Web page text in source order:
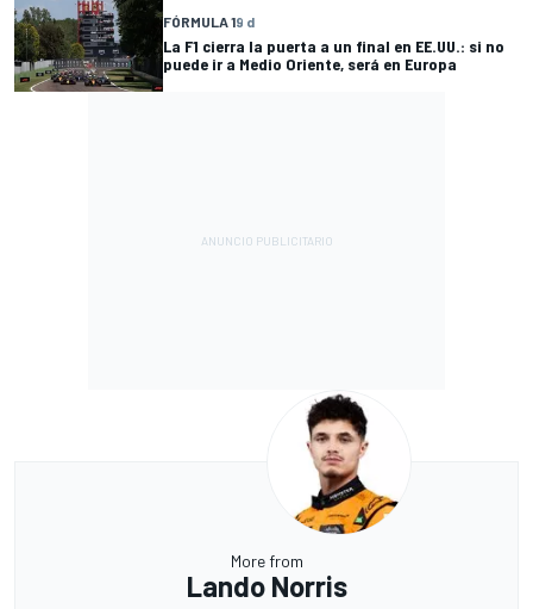
FÓRMULA 19 d
La F1 cierra la puerta a un final en EE.UU.: si no
puede ir a Medio Oriente, será en Europa
More from
Lando Norris